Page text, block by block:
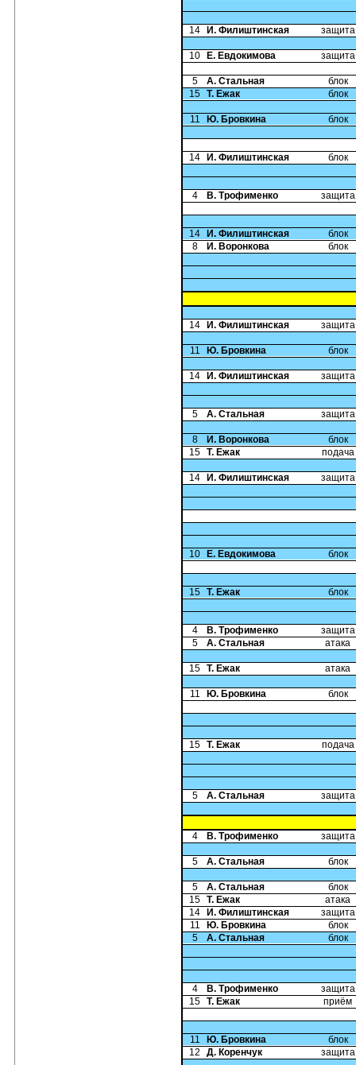
14 И. Филиштинская защита
10 Е. Евдокимова защита
5 А. Стальная
блок
15 Т. Ежак блок
11 Ю. Бровкина блок
14 И. Филиштинская блок
4 В. Трофименко защита
14 И. Филиштинская
блок
8
И. Воронкова блок
14 И. Филиштинская защита
11 Ю. Бровкина блок
14 И. Филиштинская защита
5 А. Стальная защита
8 И. Воронкова
блок
15 Т. Ежак подача
14 И. Филиштинская защита
10 Е. Евдокимова блок
15 Т. Ежак блок
4 В. Трофименко
защита
5
А. Стальная атака
15 Т. Ежак атака
11 Ю. Бровкина блок
15 Т. Ежак подача
5 А. Стальная защита
4 В. Трофименко защита
5 А. Стальная блок
5 А. Стальная
блок
15 Т. Ежак
атака
14
И. Филиштинская
защита
11
Ю. Бровкина
блок
5
А. Стальная блок
4 В. Трофименко
защита
15 Т. Ежак приём
11 Ю. Бровкина
блок
12
Д. Коренчук защита